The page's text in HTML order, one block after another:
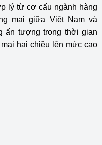
lý từ cơ cấu ngành hàng
mại giữa Việt Nam và
ấn tượng trong thời gian
hai chiều lên mức cao